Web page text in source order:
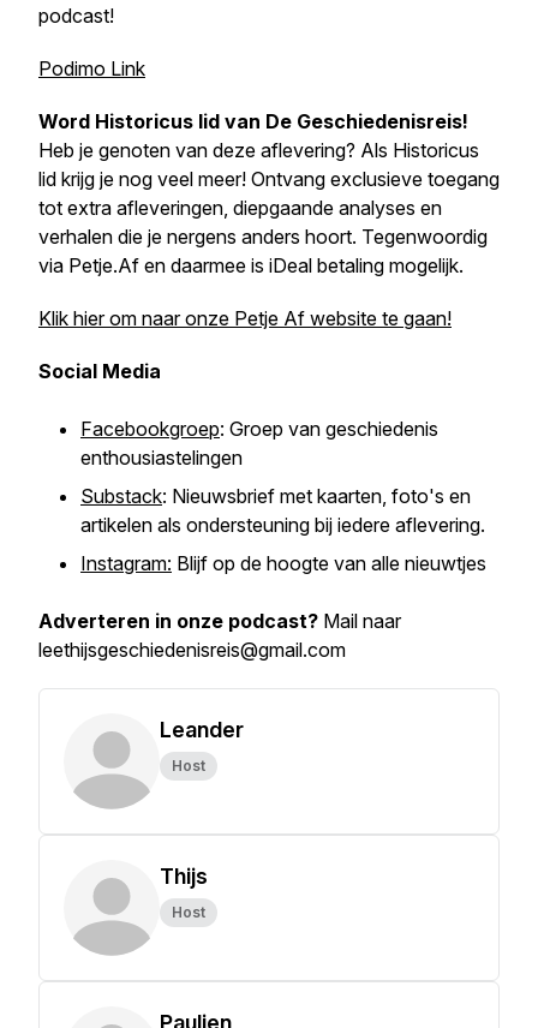
podcast!
Podimo Link
Word Historicus lid van De Geschiedenisreis!
Heb je genoten van deze aflevering? Als Historicus
lid krijg je nog veel meer! Ontvang exclusieve toegang
tot extra afleveringen, diepgaande analyses en
verhalen die je nergens anders hoort. Tegenwoordig
via Petje.Af en daarmee is iDeal betaling mogelijk.
Klik hier om naar onze Petje Af website te gaan!
Social Media
Facebookgroep: Groep van geschiedenis
enthousiastelingen
Substack: Nieuwsbrief met kaarten, foto's en
artikelen als ondersteuning bij iedere aflevering.
Instagram: Blijf op de hoogte van alle nieuwtjes
Adverteren in onze podcast? Mail naar
leethijsgeschiedenisreis@gmail.com
Leander
Host
Thijs
Host
Paulien